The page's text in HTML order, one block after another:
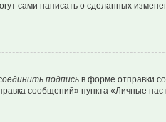
сами написать о сделанных
подпись в форме отправки
сообщений» пункта «Личные